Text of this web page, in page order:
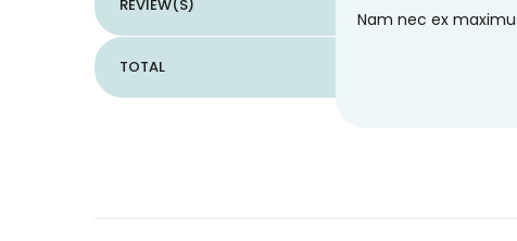
REVIEW(S)
TOTAL
Nam nec ex